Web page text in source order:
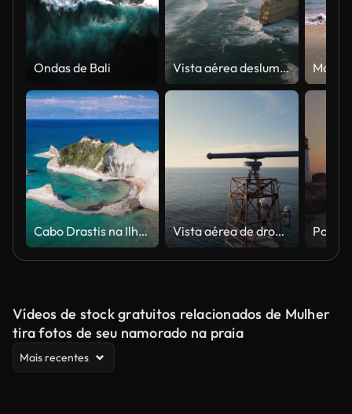
Ondas de Bali Vista aérea deslumbrante de drone dos Doze Apóstolos, uma coleção de pilhas de calcário e atração turística ao largo da costa do Parque Nacional Port Campbell, pela Great Ocean Road em Victoria, Austrália
Cabo Drastis na Ilha Corfu na Grécia Vista aérea de drone de uma torre de radar marítimo sobre mar calmo com navio de carga distante e horizonte costeiro, capturando tecnologia de navegação e vasta paisagem oceânica em um dia ensolarado
Vídeos de stock gratuitos relacionados de Mulher
tira fotos de seu namorado na praia
Mais recentes